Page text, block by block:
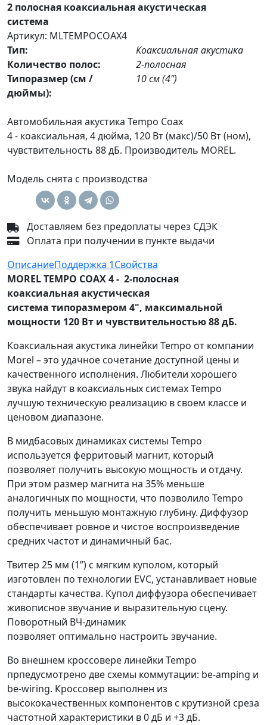
2 полосная коаксиальная акустическая
система
Артикул: MLTEMPOCOAX4
Тип:
Коаксиальная акустика
Количество полос:
2-полосная
Типоразмер (см /
дюймы):
10 см (4")
Автомобильная акустика Tempo Coax
4 - коаксиальная, 4 дюйма, 120 Вт (макс)/50 Вт (ном),
чувствительность 88 дБ. Производитель MOREL.
Модель снята с производства
Доставляем без предоплаты через СДЭК
Оплата при получении в пункте выдачи
ОписаниеПоддержка 1Свойства
MOREL TEMPO COAX 4 - 2-полосная
коаксиальная акустическая
система типоразмером 4", максимальной
мощности 120 Вт и чувствительностью 88 дБ.
Коаксиальная акустика линейки Tempo от компании
Morel – это удачное сочетание доступной цены и
качественного исполнения. Любители хорошего
звука найдут в коаксиальных системах Tempo
лучшую техническую реализацию в своем классе и
ценовом диапазоне.
В мидбасовых динамиках системы Tempo
используется ферритовый магнит, который
позволяет получить высокую мощность и отдачу.
При этом размер магнита на 35% меньше
аналогичных по мощности, что позволило Tempo
получить меньшую монтажную глубину. Диффузор
обеспечивает ровное и чистое воспроизведение
средних частот и динамичный бас.
Твитер 25 мм (1”) с мягким куполом, который
изготовлен по технологии EVC, устанавливает новые
стандарты качества. Купол диффузора обеспечивает
живописное звучание и выразительную сцену.
Поворотный ВЧ-динамик
позволяет оптимально настроить звучание.
Во внешнем кроссовере линейки Tempo
прпедусмотрено две схемы коммутации: be-amping и
be-wiring. Кроссовер выполнен из
высококачественных компонентов с крутизной среза
частотной характеристики в 0 дБ и +3 дБ.